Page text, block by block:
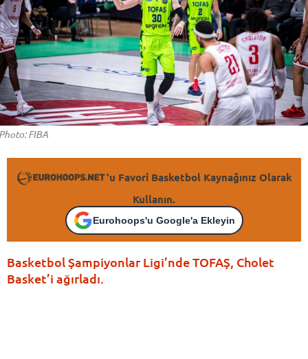
FIBA
'u Favori Basketbol Kaynağınız Olarak
Kullanın.
Eurohoops'u Google'a Ekleyin
Basketbol Şampiyonlar Ligi’nde TOFAŞ, Cholet
Basket’i ağırladı.